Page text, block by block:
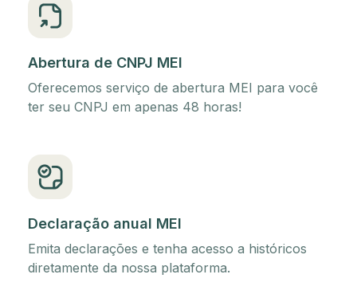
Abertura de CNPJ MEI
Oferecemos serviço de abertura MEI para você
ter seu CNPJ em apenas 48 horas!
Declaração anual MEI
Emita declarações e tenha acesso a históricos
diretamente da nossa plataforma.